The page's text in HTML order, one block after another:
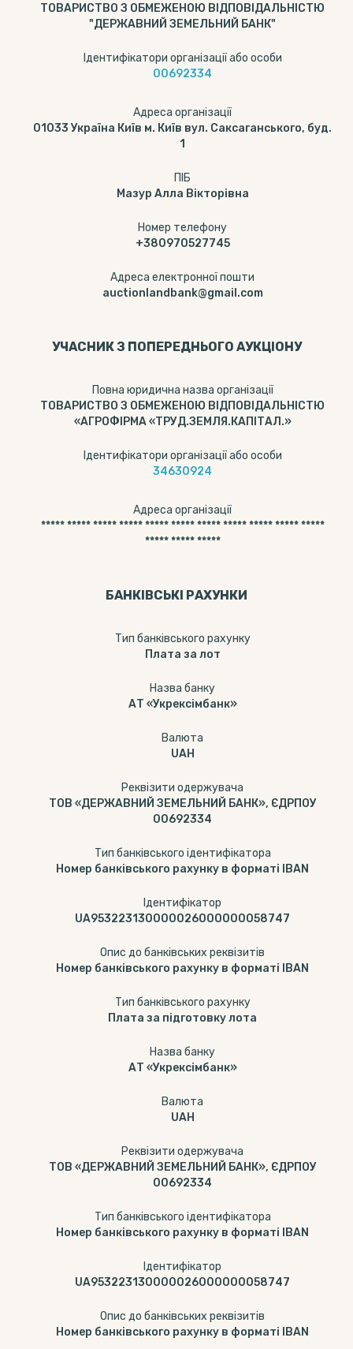
ТОВАРИСТВО З ОБМЕЖЕНОЮ ВІДПОВІДАЛЬНІСТЮ
"ДЕРЖАВНИЙ ЗЕМЕЛЬНИЙ БАНК"
Ідентифікатори організації або особи
00692334
Адреса організації
01033 Україна Київ м. Київ вул. Саксаганського, буд.
1
ПІБ
Мазур Алла Вікторівна
Номер телефону
+380970527745
Адреса електронної пошти
auctionlandbank@gmail.com
УЧАСНИК З ПОПЕРЕДНЬОГО АУКЦІОНУ
Повна юридична назва організації
ТОВАРИСТВО З ОБМЕЖЕНОЮ ВІДПОВІДАЛЬНІСТЮ
«АГРОФІРМА «ТРУД.ЗЕМЛЯ.КАПІТАЛ.»
Ідентифікатори організації або особи
34630924
Адреса організації
***** ***** ***** ***** ***** ***** ***** ***** ***** ***** *****
***** ***** *****
БАНКІВСЬКІ РАХУНКИ
Тип банкiвського рахунку
Плата за лот
Назва банку
АТ «Укрексімбанк»
Валюта
UAH
Реквізити одержувача
ТОВ «ДЕРЖАВНИЙ ЗЕМЕЛЬНИЙ БАНК», ЄДРПОУ
00692334
Тип банківського ідентифікатора
Номер банківського рахунку в форматі IBAN
Ідентифікатор
UA953223130000026000000058747
Опис до банківських реквізитів
Номер банківського рахунку в форматі IBAN
Тип банкiвського рахунку
Плата за підготовку лота
Назва банку
АТ «Укрексімбанк»
Валюта
UAH
Реквізити одержувача
ТОВ «ДЕРЖАВНИЙ ЗЕМЕЛЬНИЙ БАНК», ЄДРПОУ
00692334
Тип банківського ідентифікатора
Номер банківського рахунку в форматі IBAN
Ідентифікатор
UA953223130000026000000058747
Опис до банківських реквізитів
Номер банківського рахунку в форматі IBAN